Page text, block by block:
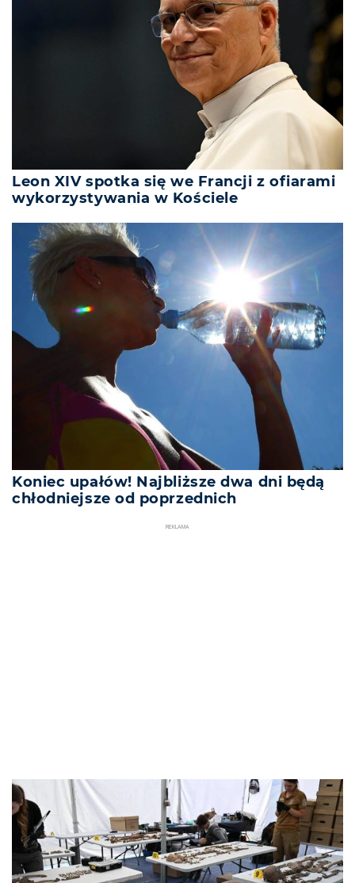
Leon XIV spotka się we Francji z ofiarami
wykorzystywania w Kościele
Koniec upałów! Najbliższe dwa dni będą
chłodniejsze od poprzednich
REKLAMA